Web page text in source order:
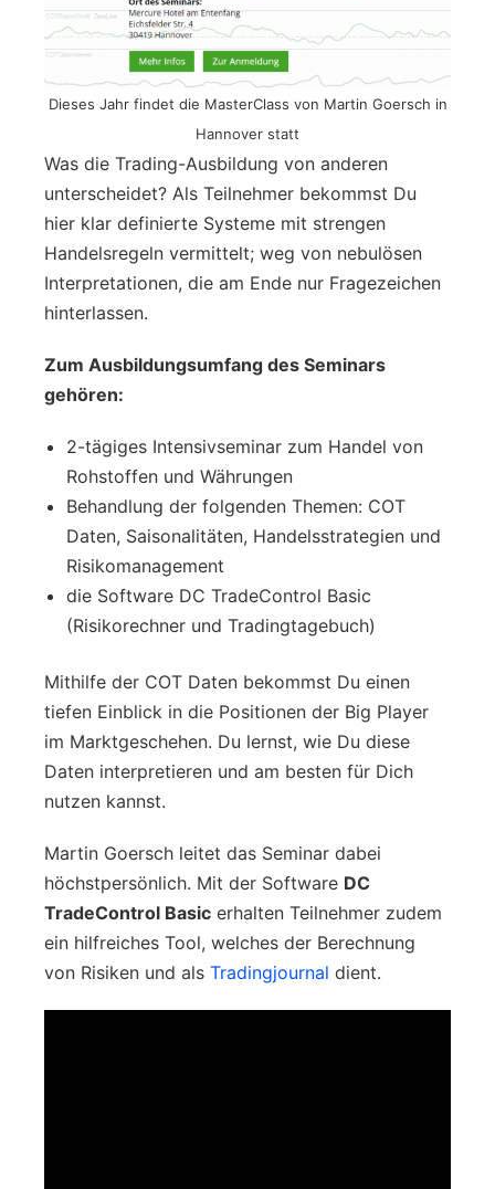
Dieses Jahr findet die MasterClass von Martin Goersch in
Hannover statt
Was die Trading-Ausbildung von anderen
unterscheidet? Als Teilnehmer bekommst Du
hier klar definierte Systeme mit strengen
Handelsregeln vermittelt; weg von nebulösen
Interpretationen, die am Ende nur Fragezeichen
hinterlassen.
Zum Ausbildungsumfang des Seminars
gehören:
2-tägiges Intensivseminar zum Handel von
Rohstoffen und Währungen
Behandlung der folgenden Themen: COT
Daten, Saisonalitäten, Handelsstrategien und
Risikomanagement
die Software DC TradeControl Basic
(Risikorechner und Tradingtagebuch)
Mithilfe der COT Daten bekommst Du einen
tiefen Einblick in die Positionen der Big Player
im Marktgeschehen. Du lernst, wie Du diese
Daten interpretieren und am besten für Dich
nutzen kannst.
Martin Goersch leitet das Seminar dabei
höchstpersönlich. Mit der Software DC
TradeControl Basic erhalten Teilnehmer zudem
ein hilfreiches Tool, welches der Berechnung
von Risiken und als Tradingjournal dient.